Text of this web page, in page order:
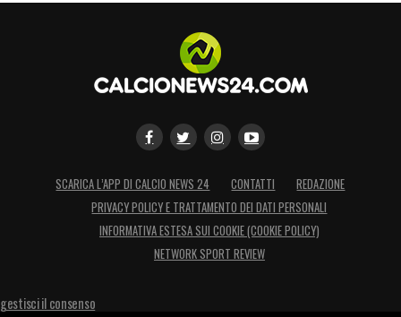
SCARICA L’APP DI CALCIO NEWS 24 CONTATTI
REDAZIONE
PRIVACY POLICY E TRATTAMENTO DEI DATI PERSONALI
INFORMATIVA ESTESA SUI COOKIE (COOKIE POLICY)
NETWORK SPORT REVIEW
gestisci il consenso